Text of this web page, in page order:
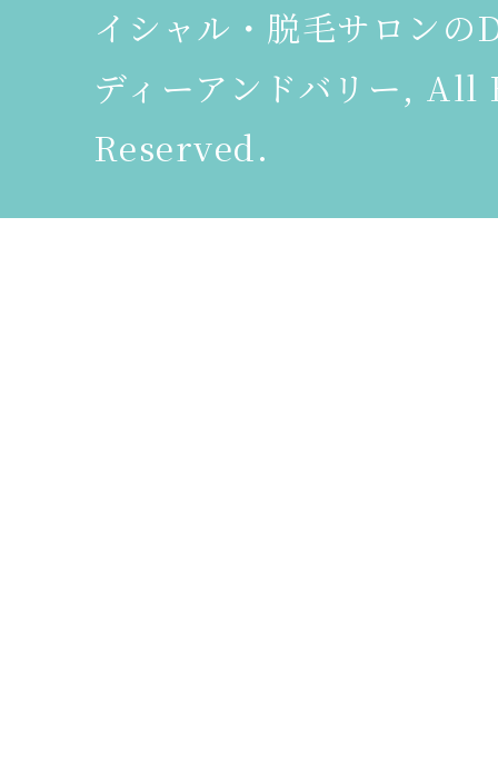
イシャル・脱毛サロン
ディーアンドバリー,
Reserved.